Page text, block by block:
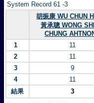
System Record 61 -3
胡振康 WU CHUN
黃承聰 WONG
CHUNG
1 11
2
11
3
9
4
11
結果
3